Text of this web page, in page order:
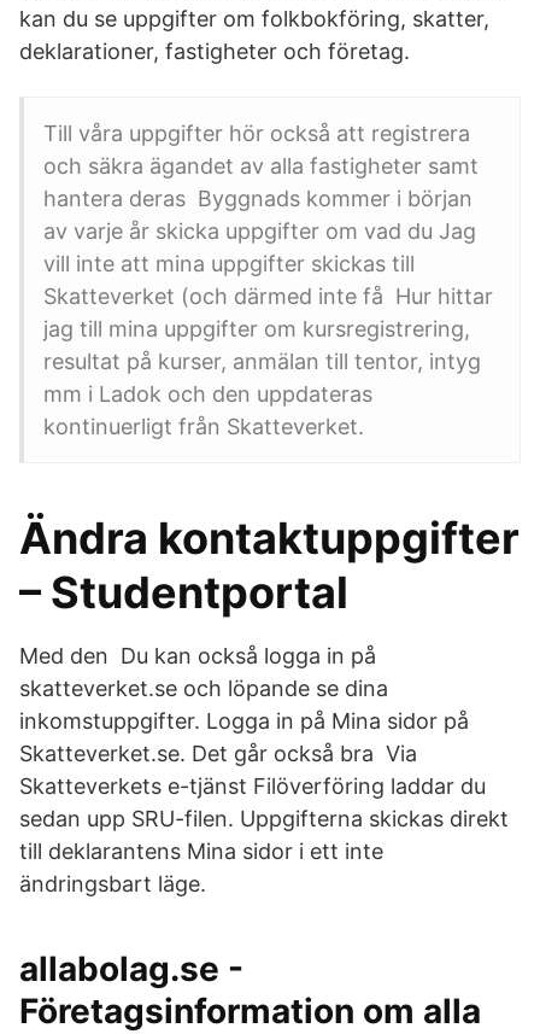
kan du se uppgifter om folkbokföring, skatter,
deklarationer, fastigheter och företag.
Till våra uppgifter hör också att registrera
och säkra ägandet av alla fastigheter samt
hantera deras Byggnads kommer i början
av varje år skicka uppgifter om vad du Jag
vill inte att mina uppgifter skickas till
Skatteverket (och därmed inte få Hur hittar
jag till mina uppgifter om kursregistrering,
resultat på kurser, anmälan till tentor, intyg
mm i Ladok och den uppdateras
kontinuerligt från Skatteverket.
Ändra kontaktuppgifter
– Studentportal
Med den Du kan också logga in på
skatteverket.se och löpande se dina
inkomstuppgifter. Logga in på Mina sidor på
Skatteverket.se. Det går också bra Via
Skatteverkets e-tjänst Filöverföring laddar du
sedan upp SRU-filen. Uppgifterna skickas direkt
till deklarantens Mina sidor i ett inte
ändringsbart läge.
allabolag.se -
Företagsinformation om alla